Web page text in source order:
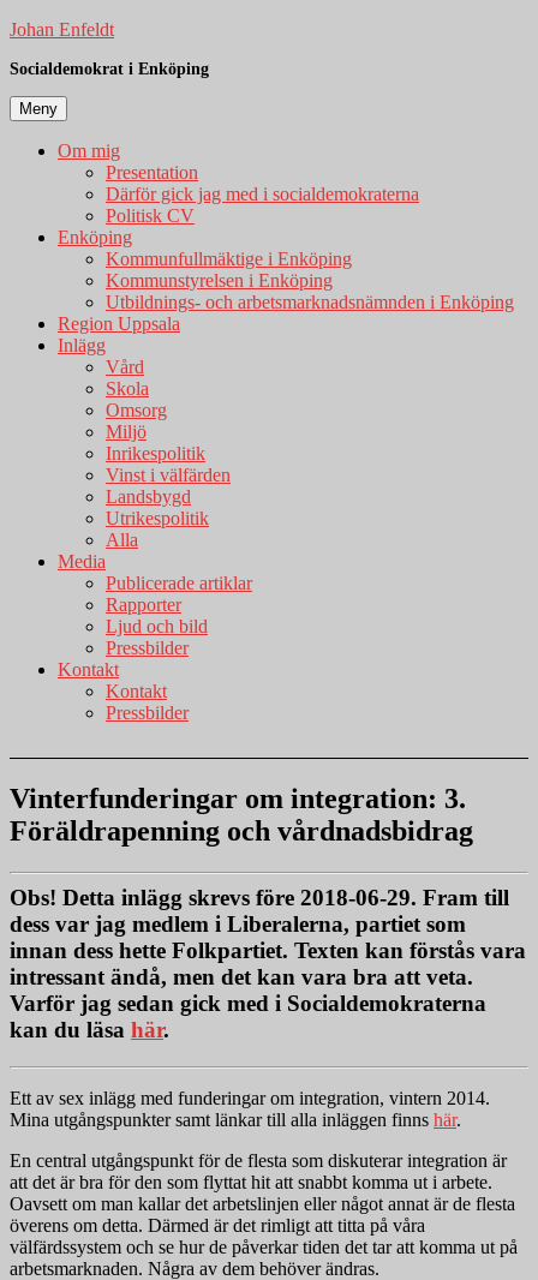
Hoppa
innehåll
Johan Enfeldt
Socialdemokrat i Enköping
Meny
Om mig
Presentation
Därför gick jag med i socialdemokraterna
Politisk CV
Enköping
Kommunfullmäktige i Enköping
Kommunstyrelsen i Enköping
Utbildnings- och arbetsmarknadsnämnden i Enköping
Region Uppsala
Inlägg
Vård
Skola
Omsorg
Miljö
Inrikespolitik
Vinst i välfärden
Landsbygd
Utrikespolitik
Alla
Media
Publicerade artiklar
Rapporter
Ljud och bild
Pressbilder
Kontakt
Kontakt
Pressbilder
Vinterfunderingar om integration: 3.
Föräldrapenning och vårdnadsbidrag
Obs! Detta inlägg skrevs före 2018-06-29. Fram till
dess var jag medlem i Liberalerna, partiet som
innan dess hette Folkpartiet. Texten kan förstås vara
intressant ändå, men det kan vara bra att veta.
Varför jag sedan gick med i Socialdemokraterna
kan du läsa här.
Ett av sex inlägg med funderingar om integration, vintern 2014.
Mina utgångspunkter samt länkar till alla inläggen finns här.
En central utgångspunkt för de flesta som diskuterar integration är
att det är bra för den som flyttat hit att snabbt komma ut i arbete.
Oavsett om man kallar det arbetslinjen eller något annat är de flesta
överens om detta. Därmed är det rimligt att titta på våra
välfärdssystem och se hur de påverkar tiden det tar att komma ut på
arbetsmarknaden. Några av dem behöver ändras.